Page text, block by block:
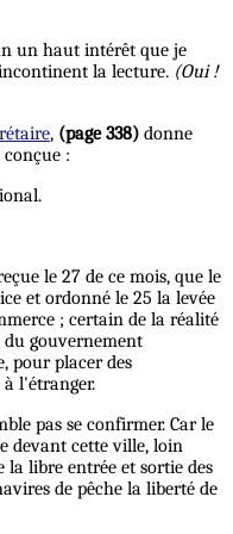
un haut intérêt que je
la lecture. (Oui !
, (page 338) donne
:
le 27 de ce mois, que le
et ordonné le 25 la levée
; certain de la réalité
du gouvernement
pour placer des
l'étranger.
pas se confirmer. Car le
devant cette ville, loin
libre entrée et sortie des
de pêche la liberté de